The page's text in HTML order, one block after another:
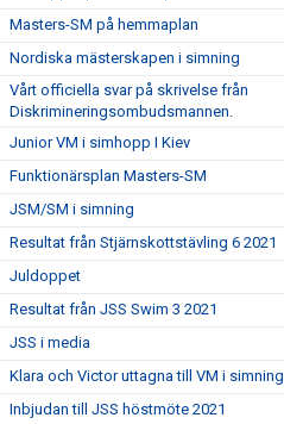
Masters-SM på hemmaplan
Nordiska mästerskapen i simning
Vårt officiella svar på skrivelse från
Diskrimineringsombudsmannen.
Junior VM i simhopp I Kiev
Funktionärsplan Masters-SM
JSM/SM i simning
Resultat från Stjärnskottstävling 6 2021
Juldoppet
Resultat från JSS Swim 3 2021
JSS i media
Klara och Victor uttagna till VM i simning
Inbjudan till JSS höstmöte 2021